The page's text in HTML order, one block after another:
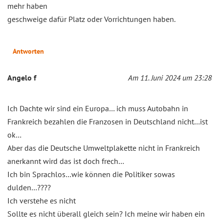
mehr haben
geschweige dafür Platz oder Vorrichtungen haben.
Antworten
Angelo f Am 11. Juni 2024 um 23:28
Ich Dachte wir sind ein Europa… ich muss Autobahn in
Frankreich bezahlen die Franzosen in Deutschland nicht…ist
ok…
Aber das die Deutsche Umweltplakette nicht in Frankreich
anerkannt wird das ist doch frech…
Ich bin Sprachlos…wie können die Politiker sowas
dulden…????
Ich verstehe es nicht
Sollte es nicht überall gleich sein? Ich meine wir haben ein